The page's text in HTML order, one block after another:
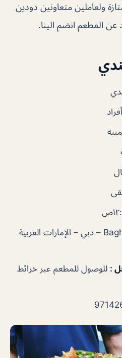
ولعاملين متعاونين دودين
عن المطعم انضم الينا.
Baghdad Street – دبي – الإمارات العربية
: للوصول للمطعم عبر خرائط